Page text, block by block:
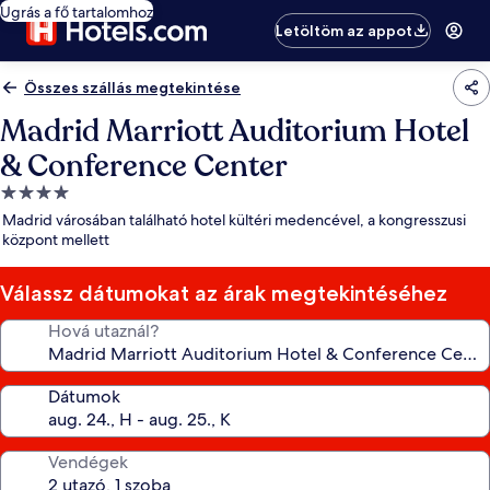
Ugrás a fő tartalomhoz
Letöltöm az appot
Összes szállás megtekintése
Madrid Marriott Auditorium Hotel
& Conference Center
4.0
csillagos
szálláshely
Madrid városában található hotel kültéri medencével, a kongresszusi
központ mellett
Válassz dátumokat az árak megtekintéséhez
Hová utaznál?
Dátumok
Vendégek